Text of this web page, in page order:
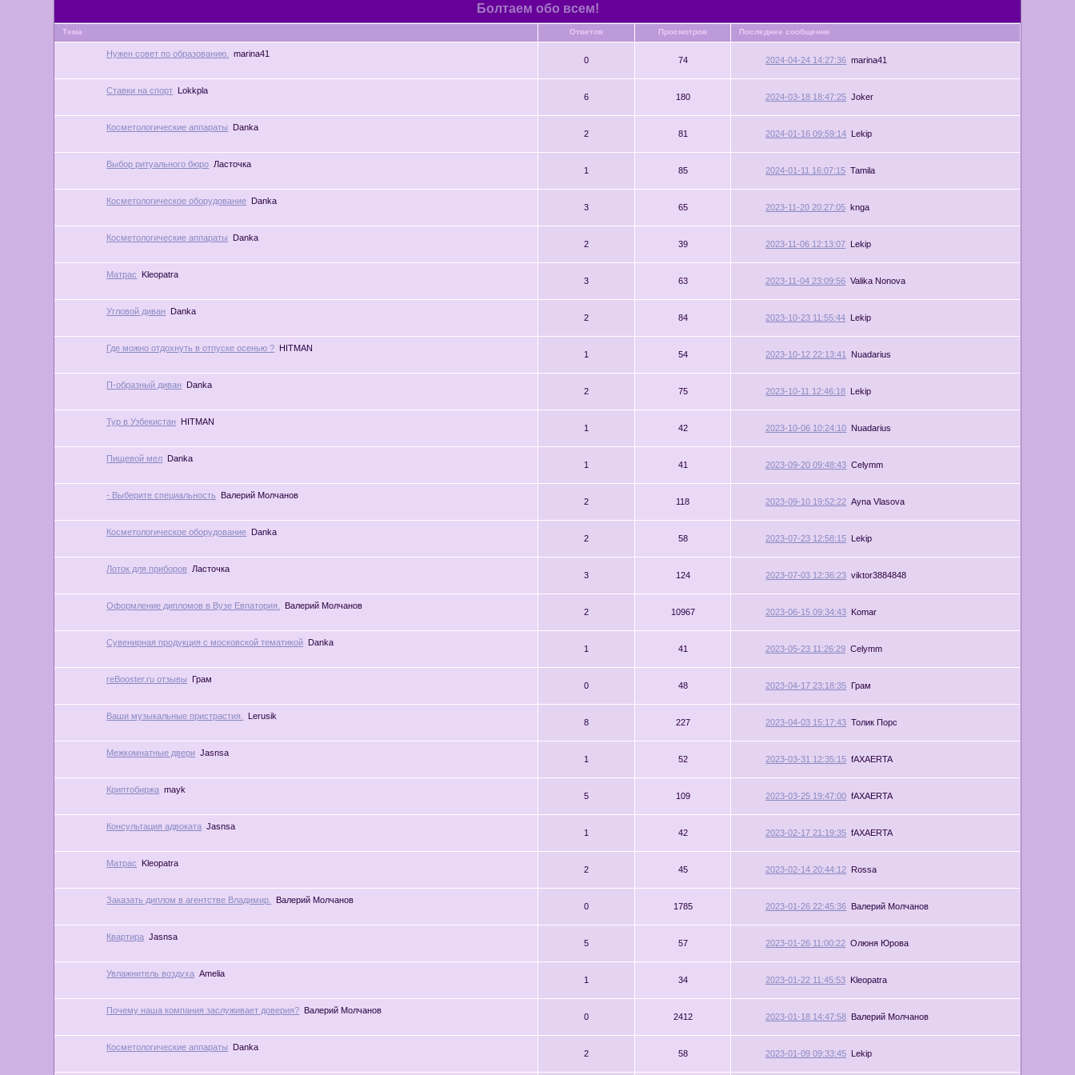
Болтаем обо всем!
Тема Ответов Просмотров Последнее сообщение
Нужен совет по образованию. marina41
0 74 2024-04-24 14:27:36 marina41
Ставки на спорт Lokkpla
6 180 2024-03-18 18:47:25 Joker
Косметологические аппараты Danka
2 81 2024-01-16 09:59:14 Lekip
Выбор ритуального бюро Ласточка
1 85 2024-01-11 16:07:15 Tamila
Косметологическое оборудование Danka
3 65 2023-11-20 20:27:05 knga
Косметологические аппараты Danka
2 39 2023-11-06 12:13:07 Lekip
Матрас Kleopatra
3 63 2023-11-04 23:09:56 Valikа Nonovа
Угловой диван Danka
2 84 2023-10-23 11:55:44 Lekip
Где можно отдохнуть в отпуске осенью ? HITMAN
1 54 2023-10-12 22:13:41 Nuadarius
П-образный диван Danka
2 75 2023-10-11 12:46:18 Lekip
Тур в Узбекистан HITMAN
1 42 2023-10-06 10:24:10 Nuadarius
Пищевой мел Danka
1 41 2023-09-20 09:48:43 Celymm
- Выберите специальность Валерий Молчанов
2 118 2023-09-10 19:52:22 Ayna Vlasova
Косметологическое оборудование Danka
2 58 2023-07-23 12:58:15 Lekip
Лоток для приборов Ласточка
3 124 2023-07-03 12:36:23 viktor3884848
Оформление дипломов в Вузе Евпатория. Валерий Молчанов
2 10967 2023-06-15 09:34:43 Komar
Сувенирная продукция с московской тематикой Danka
1 41 2023-05-23 11:26:29 Celymm
reBooster.ru отзывы Грам
0 48 2023-04-17 23:18:35 Грам
Ваши музыкальные пристрастия. Lerusik
8 227 2023-04-03 15:17:43 Толик Порс
Межкомнатные двери Jasnsa
1 52 2023-03-31 12:35:15 fAXAERTA
Криптобиржа mayk
5 109 2023-03-25 19:47:00 fAXAERTA
Консультация адвоката Jasnsa
1 42 2023-02-17 21:19:35 fAXAERTA
Матрас Kleopatra
2 45 2023-02-14 20:44:12 Rossa
Заказать диплом в агентстве Владимир. Валерий Молчанов
0 1785 2023-01-26 22:45:36 Валерий Молчанов
Квартира Jasnsa
5 57 2023-01-26 11:00:22 Олюня Юрова
Увлажнитель воздуха Amelia
1 34 2023-01-22 11:45:53 Kleopatra
Почему наша компания заслуживает доверия? Валерий Молчанов
0 2412 2023-01-18 14:47:58 Валерий Молчанов
Косметологические аппараты Danka
2 58 2023-01-09 09:33:45 Lekip